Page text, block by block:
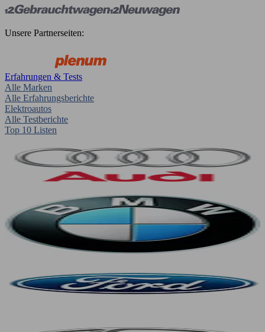
Unsere Partnerseiten:
Erfahrungen & Tests
Alle Marken
Alle Erfahrungsberichte
Elektroautos
Alle Testberichte
Top 10 Listen